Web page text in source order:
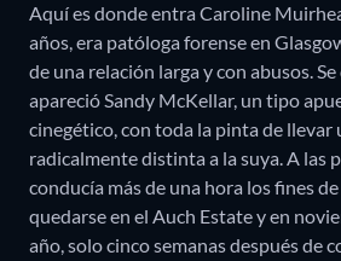
Aquí es donde entra Caroline
años, era patóloga forense en
de una relación larga y con abusos.
apareció Sandy McKellar, un tipo
cinegético, con toda la pinta de llevar
radicalmente distinta a la suya. A las
conducía más de una hora los fines
quedarse en el Auch Estate y en
año, solo cinco semanas después de